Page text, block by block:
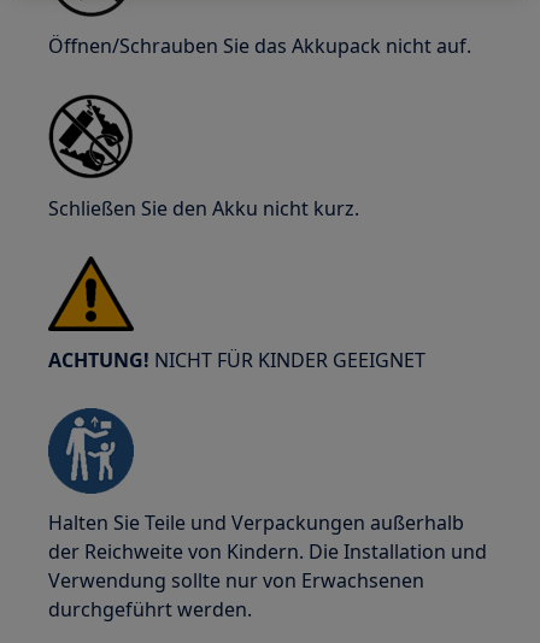
Öffnen/Schrauben Sie das Akkupack nicht auf.
Schließen Sie den Akku nicht kurz.
ACHTUNG! NICHT FÜR KINDER GEEIGNET
Halten Sie Teile und Verpackungen außerhalb
der Reichweite von Kindern. Die Installation und
Verwendung sollte nur von Erwachsenen
durchgeführt werden.